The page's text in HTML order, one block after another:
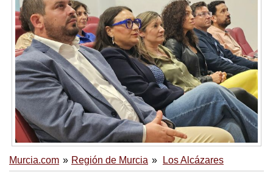
Murcia.com Región de Murcia Los Alcázares